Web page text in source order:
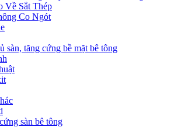
Về Sắt Thép
Co Ngót
sàn, tăng cứng bề mặt bê tông
sàn bê tông